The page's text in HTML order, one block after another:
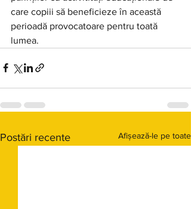
care copiii să beneficieze în această
perioadă provocatoare pentru toată
lumea.
Postări recente Afișează-le pe toate